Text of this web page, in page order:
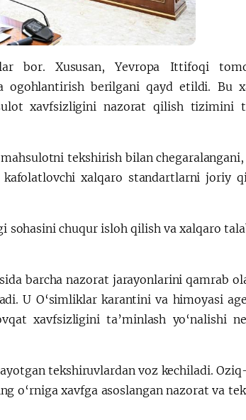
bor. Xususan, Yevropa Ittifoqi
ogohlantirish berilgani qayd etildi. Bu
xavfsizligini nazorat qilish tizimini
tekshirish bilan chegaralangani,
xalqaro standartlarni joriy
chuqur isloh qilish va xalqaro
barcha nazorat jarayonlarini qamrab
U O‘simliklar karantini va himoyasi
xavfsizligini ta’minlash yo‘nalishi
tekshiruvlardan voz kechiladi.
o‘rniga xavfga asoslangan nazorat va